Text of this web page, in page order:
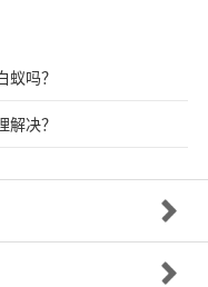
蚁吗？
解决？